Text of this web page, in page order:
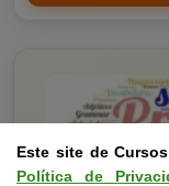
Este site de
Política de